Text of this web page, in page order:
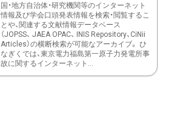
国・地方自治体・研究機関等のインターネット
情報及び学会口頭発表情報を検索・閲覧するこ
とや、関連する文献情報データベース
（JOPSS、 JAEA OPAC、 INIS Repository、CiNii
Articles）の横断検索が可能なアーカイブ。 ひ
なぎくでは、東京電力福島第一原子力発電所事
故に関するインターネット...